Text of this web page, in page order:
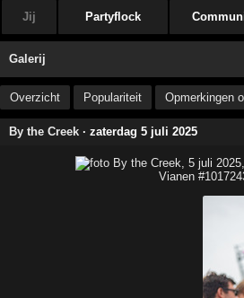
Jij Partyflock
Galerij
Overzicht Populariteit Opmerkingen
By the Creek · zaterdag 5 juli 2025